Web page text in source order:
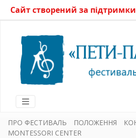
Сайт створений за підтримки
ПРО ФЕСТИВАЛЬ ПОЛОЖЕННЯ
MONTESSORI CENTER